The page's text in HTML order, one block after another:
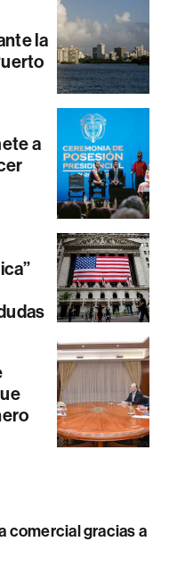
la
a
comercial gracias a